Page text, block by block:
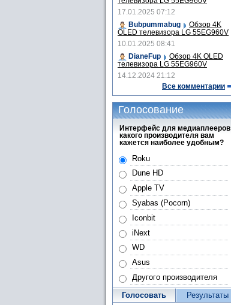
17.01.2025 07:12
Bubpummabug
Обзор 4K
OLED телевизора LG 55EG960V
10.01.2025 08:41
DianeFup
Обзор 4K OLED
телевизора LG 55EG960V
14.12.2024 21:12
Все комментарии
Голосование
Интерфейс для медиаплееров
какого производителя вам
кажется наиболее удобным?
Roku
Dune HD
Apple TV
Syabas (Pocorn)
Iconbit
iNext
WD
Asus
Другого производителя
Голосовать Результаты